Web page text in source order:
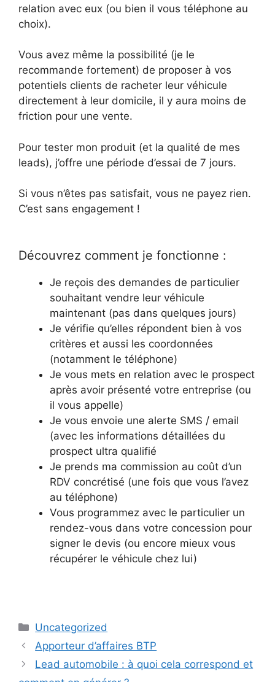
relation avec eux (ou bien il vous téléphone au
choix).
Vous avez même la possibilité (je le
recommande fortement) de proposer à vos
potentiels clients de racheter leur véhicule
directement à leur domicile, il y aura moins de
friction pour une vente.
Pour tester mon produit (et la qualité de mes
leads), j’offre une période d’essai de 7 jours.
Si vous n’êtes pas satisfait, vous ne payez rien.
C’est sans engagement !
Découvrez comment je fonctionne :
Je reçois des demandes de particulier
souhaitant vendre leur véhicule
maintenant (pas dans quelques jours)
Je vérifie qu’elles répondent bien à vos
critères et aussi les coordonnées
(notamment le téléphone)
Je vous mets en relation avec le prospect
après avoir présenté votre entreprise (ou
il vous appelle)
Je vous envoie une alerte SMS / email
(avec les informations détaillées du
prospect ultra qualifié
Je prends ma commission au coût d’un
RDV concrétisé (une fois que vous l’avez
au téléphone)
Vous programmez avec le particulier un
rendez-vous dans votre concession pour
signer le devis (ou encore mieux vous
récupérer le véhicule chez lui)
Categories
Uncategorized
Apporteur d’affaires BTP
Lead automobile : à quoi cela correspond et